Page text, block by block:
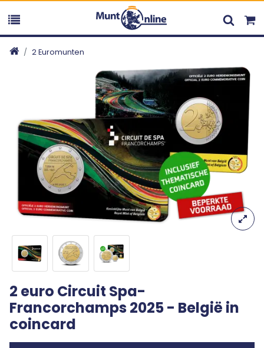
2 Euromunten
2 euro Circuit Spa-
Francorchamps 2025 - België in
coincard